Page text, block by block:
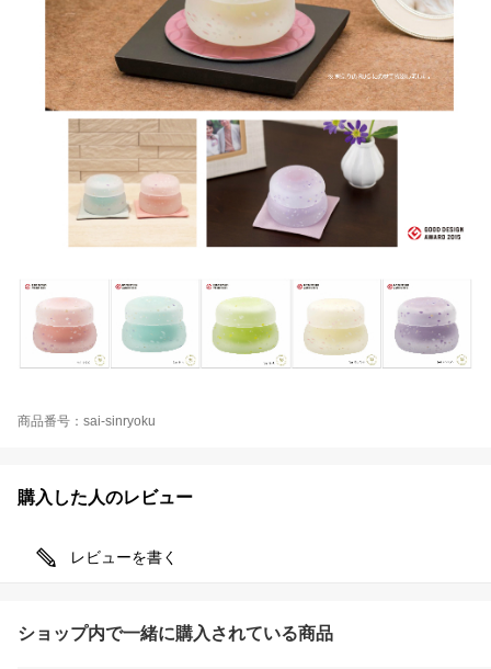
商品番号：sai-sinryoku
購入した人のレビュー
レビューを書く
ショップ内で一緒に購入されている商品